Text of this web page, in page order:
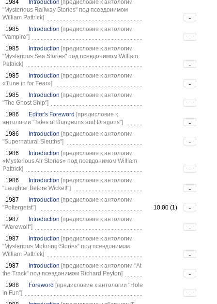
1984
Introduction [предисловие к антологии
"Mysterious Railway Stories" под псевдонимом
William Pattrick]
-
1985
Introduction [предисловие к антологии
"Vampire"]
-
1985
Introduction [предисловие к антологии
"Mysterious Sea Stories" под псевдонимом William
Pattrick]
-
1985
Introduction [предисловие к антологии
«Tune in for Fear»]
-
1985
Introduction [предисловие к антологии
"The Ghost Ship"]
-
1986
Editor's Foreword [предисловие к
антологии "Tales of Dungeons and Dragons"]
-
1986
Introduction [предисловие к антологии
"Supernatural Sleuths"]
-
1986
Introduction [предисловие к антологии
«Mysterious Air Stories» под псевдонимом William
Pattrick]
-
1986
Introduction [предисловие к антологии
"Laughter Before Wicket!"]
-
1987
Introduction [предисловие к антологии
"Poltergeist"]
10.00 (1)
-
1987
Introduction [предисловие к антологии
"Werewolf"]
-
1987
Introduction [предисловие к антологии
"Mysterious Motoring Stories" под псевдонимом
William Pattrick]
-
1987
Introduction [предисловие к антологии "At
the Track" под псевдонимом Richard Peyton]
-
1988
Foreword [предисловие к антологии "Hole
in Fun"]
-